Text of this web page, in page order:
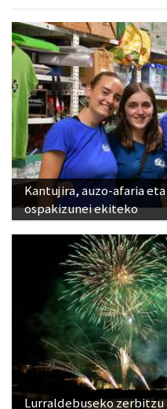
Kantujira, auzo-afaria
ospakizunei ekiteko
Lurraldebuseko